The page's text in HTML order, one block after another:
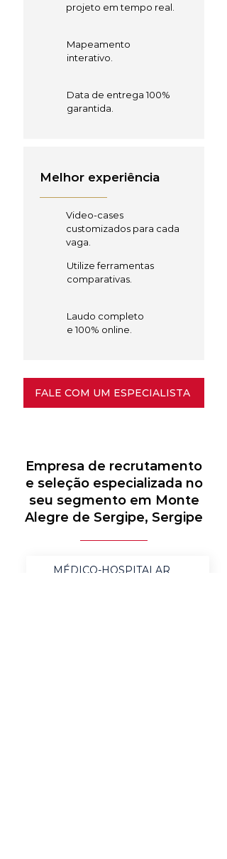
projeto em tempo real.
Mapeamento
interativo.
Data de entrega 100%
garantida.
Melhor experiência
Video-cases
customizados para cada
vaga.
Utilize ferramentas
comparativas.
Laudo completo
e 100% online.
FALE COM UM ESPECIALISTA
Empresa de recrutamento
e seleção especializada no
seu segmento em Monte
Alegre de Sergipe, Sergipe
MÉDICO-HOSPITALAR